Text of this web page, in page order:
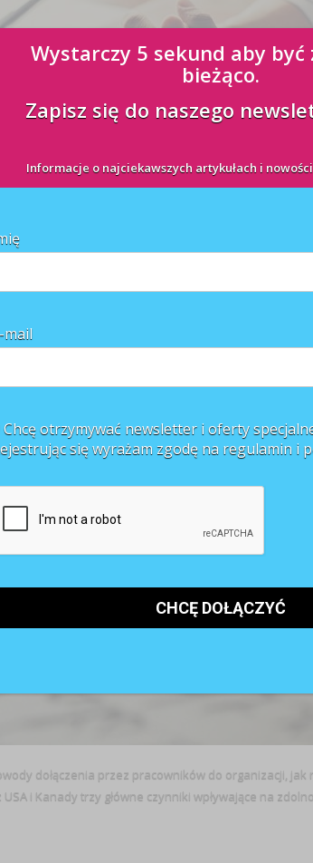
Trzeba zidentyfikować pracowników potencjalnie
przeciwdziałać. W celu zidentyfikowania "grup ryzyka"
dołączenia przez pracowników do organizacji, jak
i Kanady trzy główne czynniki wpływające na
Wystarczy 5 sekund aby być
bieżąco.
Zapisz się do naszego
Informacje o najciekawszych artykułach i
mail
Chcę otrzymywać newsletter i oferty
się wyrażam zgodę na regulamin i